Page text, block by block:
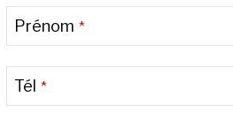
Prénom *
Tél *